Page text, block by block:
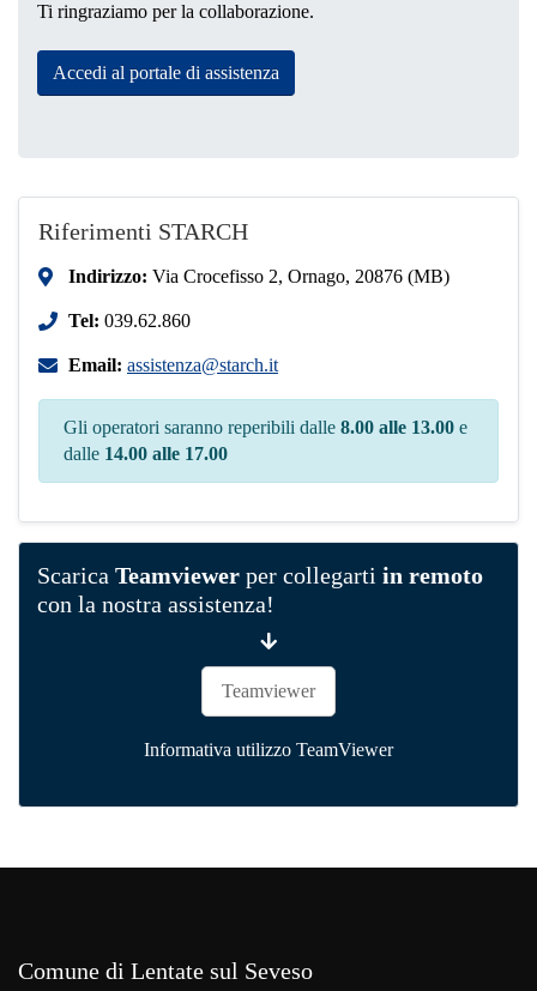
Ti ringraziamo per la collaborazione.
Accedi al portale di assistenza
Riferimenti STARCH
Indirizzo: Via Crocefisso 2, Ornago, 20876 (MB)
Tel: 039.62.860
Email: assistenza@starch.it
Gli operatori saranno reperibili dalle 8.00 alle 13.00 e
dalle 14.00 alle 17.00
Scarica Teamviewer per collegarti in remoto
con la nostra assistenza!
Teamviewer
Informativa utilizzo TeamViewer
Comune di Lentate sul Seveso